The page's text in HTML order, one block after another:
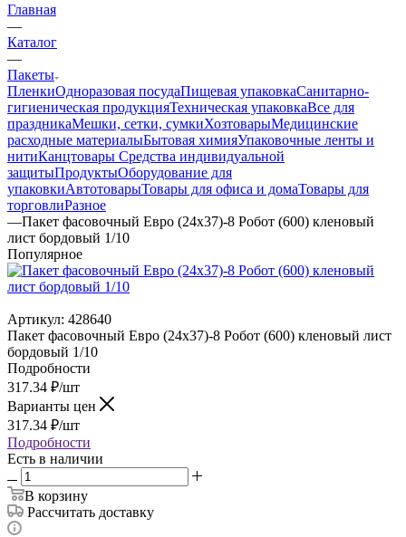
Главная
—
Каталог
—
Пакеты
ПленкиОдноразовая посудаПищевая упаковкаСанитарно-
гигиеническая продукцияТехническая упаковкаВсе для
праздникаМешки, сетки, сумкиХозтоварыМедицинские
расходные материалыБытовая химияУпаковочные ленты и
нитиКанцтовары Средства индивидуальной
защитыПродуктыОборудование для
упаковкиАвтотоварыТовары для офиса и домаТовары для
торговлиРазное
—Пакет фасовочный Евро (24х37)-8 Робот (600) кленовый
лист бордовый 1/10
Популярное
Артикул: 428640
Пакет фасовочный Евро (24х37)-8 Робот (600) кленовый лист
бордовый 1/10
Подробности
317.34 ₽/шт
Варианты цен
317.34 ₽/шт
Подробности
Есть в наличии
В корзину
Рассчитать доставку